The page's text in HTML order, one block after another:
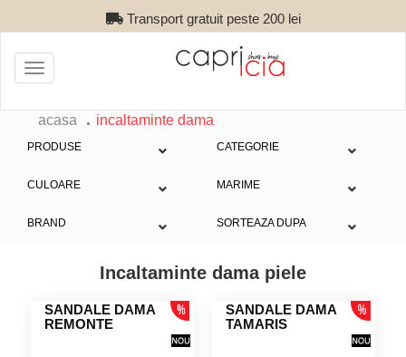
Transport gratuit peste 200 lei
Toggle
navigation
acasa incaltaminte dama
PRODUSE CATEGORIE
CULOARE MARIME
BRAND SORTEAZA DUPA
Incaltaminte dama piele
SANDALE DAMA
REMONTE
SANDALE DAMA
TAMARIS